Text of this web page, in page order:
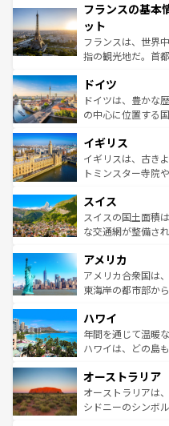
ませてくれるイタ
なお、新着のイタリ
しい。
文化が根付くこの
れる闘牛、そして
る。首都マドリー
アートに溢れた街
せる。地方によっ
ンテンツ一覧を参
フランスの基本
ット
フランスは、世界
指の観光地だ。首
で、幅広い魅力が
聖堂、美しいビー
から魅了する。ま
いる。シャンパン
香り高いラベンダ
らに、パリ以外の
れる地方に足を運
きるだ
を参照してほしい。
ドイツ
ドイツは、豊かな
の中心に位置する
顔を持つこの国は
ルリンの文化的活
してライン川沿い
は、お酒好きな人にはぜ
ドイツ情報はコン
イギリス
イギリスは、古き
トミンスター寺院
リアごとに異なる
ティー、ビール好
戦など、本場だか
ンツ一覧を参照して
スイス
スイスの国土面積
な交通網が整備さ
の建物がそのまま
博物館もあり、ア
ことができる。国
ば市内交通費無料で観
着のスイス情報は
アメリカ
アメリカ合衆国は
東海岸の都市部か
のような巨大都市
ンメントが詰まっ
西部には大自然が
部のニューオーリ
文化が魅力。旅行
しみながら、その
ハワイ
年間を通じて温暖
ハワイは、どの島
ワイ島は見逃せな
島だが、静かな自
おすすめ。エメラ
オーストラリア
オーストラリアは
シドニーのシンボ